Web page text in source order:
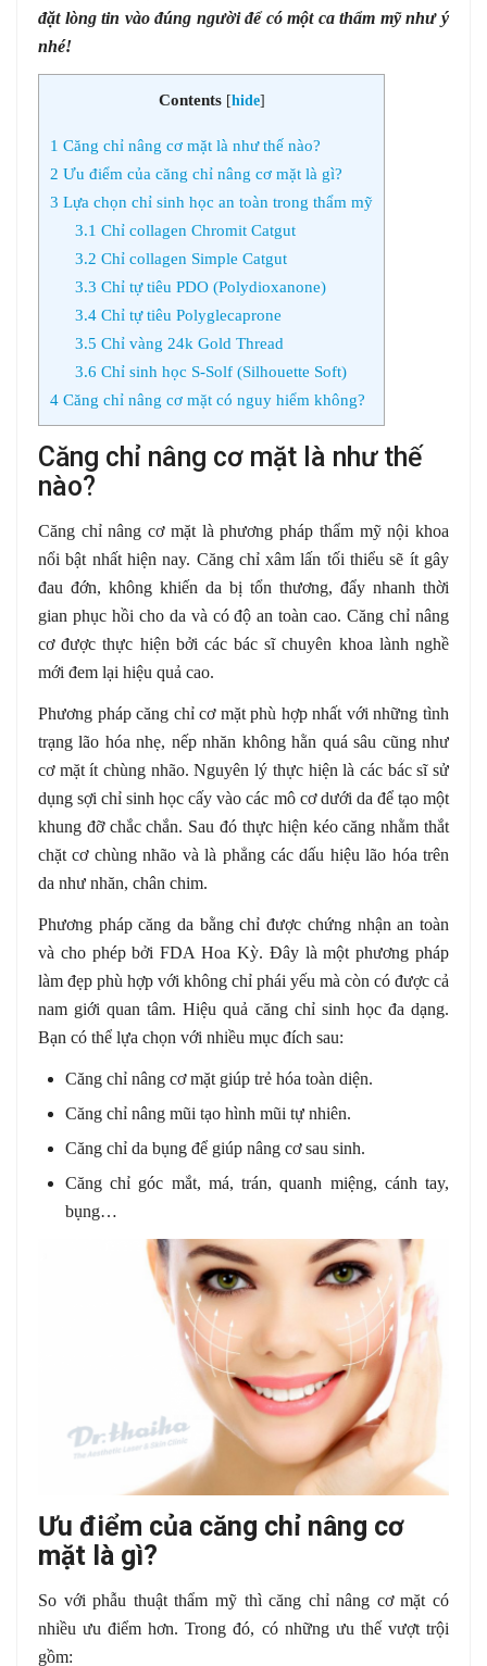
đặt lòng tin vào đúng người để có một ca thẩm mỹ như ý
nhé!
Contents [hide]
1 Căng chỉ nâng cơ mặt là như thế nào?
2 Ưu điểm của căng chỉ nâng cơ mặt là gì?
3 Lựa chọn chỉ sinh học an toàn trong thẩm mỹ
3.1 Chỉ collagen Chromit Catgut
3.2 Chỉ collagen Simple Catgut
3.3 Chỉ tự tiêu PDO (Polydioxanone)
3.4Chỉ tự tiêu Polyglecaprone
3.5 Chỉ vàng 24k Gold Thread
3.6 Chỉ sinh học S-Solf (Silhouette Soft)
4 Căng chỉ nâng cơ mặt có nguy hiểm không?
Căng chỉ nâng cơ mặt là như thế
nào?
Căng chỉ nâng cơ mặt là phương pháp thẩm mỹ nội khoa
nổi bật nhất hiện nay. Căng chỉ xâm lấn tối thiểu sẽ ít gây
đau đớn, không khiến da bị tổn thương, đẩy nhanh thời
gian phục hồi cho da và có độ an toàn cao. Căng chỉ nâng
cơ được thực hiện bởi các bác sĩ chuyên khoa lành nghề
mới đem lại hiệu quả cao.
Phương pháp căng chỉ cơ mặt phù hợp nhất với những tình
trạng lão hóa nhẹ, nếp nhăn không hằn quá sâu cũng như
cơ mặt ít chùng nhão. Nguyên lý thực hiện là các bác sĩ sử
dụng sợi chỉ sinh học cấy vào các mô cơ dưới da để tạo một
khung đỡ chắc chắn. Sau đó thực hiện kéo căng nhằm thắt
chặt cơ chùng nhão và là phẳng các dấu hiệu lão hóa trên
da như nhăn, chân chim.
Phương pháp căng da bằng chỉ được chứng nhận an toàn
và cho phép bởi FDA Hoa Kỳ. Đây là một phương pháp
làm đẹp phù hợp với không chỉ phái yếu mà còn có được cả
nam giới quan tâm. Hiệu quả căng chỉ sinh học đa dạng.
Bạn có thể lựa chọn với nhiều mục đích sau:
Căng chỉ nâng cơ mặt giúp trẻ hóa toàn diện.
Căng chỉ nâng mũi tạo hình mũi tự nhiên.
Căng chỉ da bụng để giúp nâng cơ sau sinh.
Căng chỉ góc mắt, má, trán, quanh miệng, cánh tay,
bụng…
Ưu điểm của căng chỉ nâng cơ
mặt là gì?
So với phẫu thuật thẩm mỹ thì căng chỉ nâng cơ mặt có
nhiều ưu điểm hơn. Trong đó, có những ưu thế vượt trội
gồm: